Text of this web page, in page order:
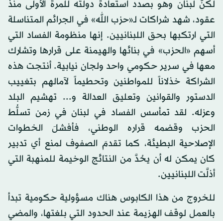
لكنّ لبنان وهو بصدد استعادة دولته للمرة الأولى منذ
عقود، شهد شراكات لـ«حزب الله» في الجرائم المتناسلة
التي ارتكبها بحق اللبنانيين. إنها منظومة الفساد التي
أسهم «الحزب» في بنائها والهيمنة على قرارها وتشارك
معها في سرير حكومي واحد ولجان نيابية. أنتجت هذه
الشراكة خذلاناً للمواطنين وتحطيماً لآمالهم بتغييب
الدستور والقوانين وتعليق العدالة و... تهشيم البلد
وعزله. لقد تمأسس الفساد في لبنان في زمن تسلُّط
الحزب وقضمه قراره الوطني، فأفشلَ الخطوات
الإصلاحية البطيئة، كما تقدمَ الصفوف لمنع أي تدبير
كان يمكن له أن يحُدَّ من النتائج الوخيمة للمنهبة التي
أذلَّت اللبنانيين.
للخروج من هذا الكابوس هناك مسؤولية حكومية تبدأ
بالعمل لوقف الهزيمة عند الحدود التي بلغتها، والمضي